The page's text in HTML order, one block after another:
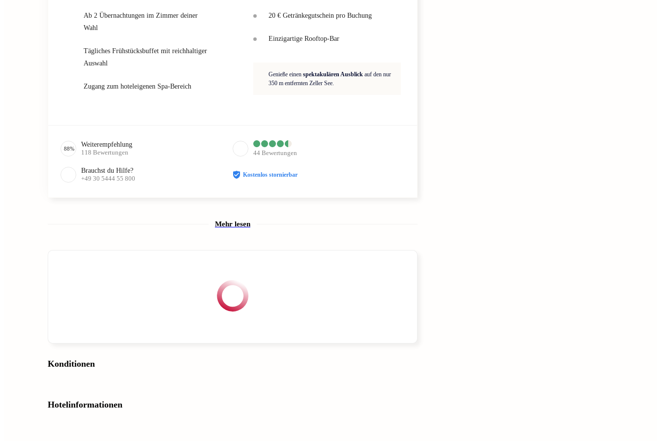
Ab 2 Übernachtungen im Zimmer deiner
Wahl
Tägliches Frühstücksbuffet mit reichhaltiger
Auswahl
Zugang zum hoteleigenen Spa-Bereich
20 € Getränkegutschein pro Buchung
Einzigartige Rooftop-Bar
Genieße einen spektakulären Ausblick auf den nur
350 m entfernten Zeller See.
88%
Weiterempfehlung
118 Bewertungen 44 Bewertungen
Brauchst du Hilfe?
+49 30 5444 55 800
Kostenlos stornierbar
Mehr lesen
Konditionen
Hotelinformationen